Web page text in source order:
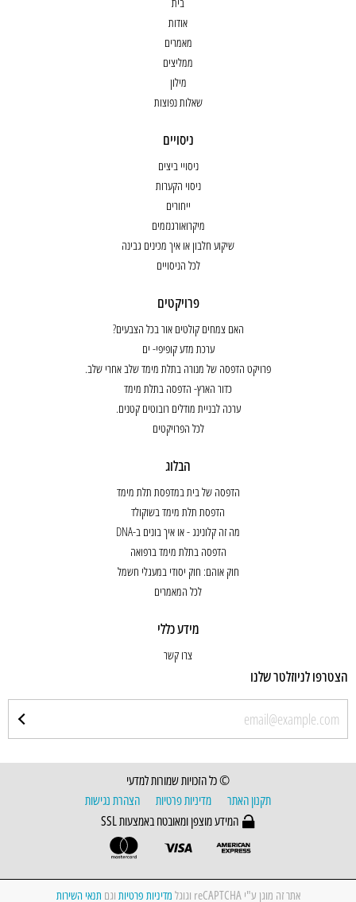
אודות
מאמרים
ממליצים
מילון
שאלות נפוצות
ניסויים
ניסויי ביצים
ניסוי הקערות
ייחורים
מיקרואורגנזמים
שיקוע חלבון או איך מכינים גבינה
לכל הניסויים
פרויקטים
האם צמחים קולטים אור בכל הצבעים?
ערכת מדע קופיפי- ים
פרויקט הדפסה של מנורה בתלת מימד שלב אחרי שלב.
כדור הארץ- הדפסה בתלת מימד
ערכה לבניית מודלים רובוטים קטנים.
לכל הפרויקטים
הבלוג
הדפסה של בית במדפסת תלת מימד
הדפסת תלת מימד בשוקולד
מה זה קלונינג - או איך בונים ב-DNA
הדפסה בתלת מימד ברפואה
חוק אוהם: חוק יסודי במעגלי חשמל
לכל המאמרים
מידע כללי
צרו קשר
הצטרפו לניוזלטר שלנו
© כל הזכויות שמורות למדעי
תקנון האתר
מדיניות פרטיות
הצהרת נגישות
המידע מוצפן ומאובטח באמצעות SSL
אתר זה מוגן ע"י reCAPTCHA וגוגל מדיניות פרטיות וגם תנאי השירות